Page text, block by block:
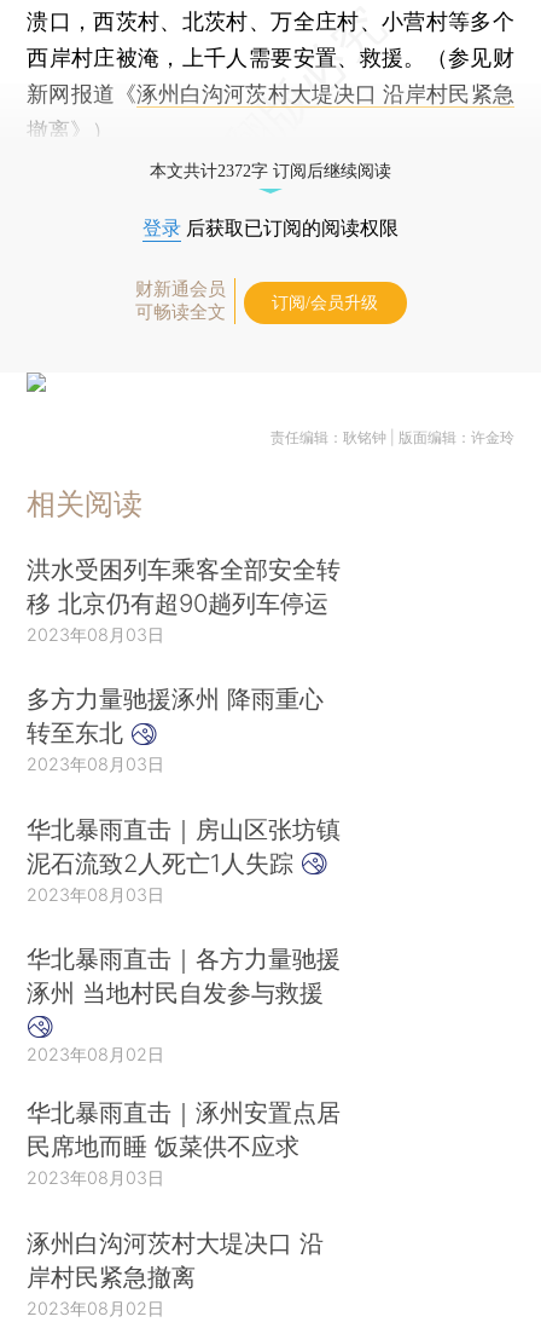
溃口，西茨村、北茨村、万全庄村、小营村等多个
西岸村庄被淹，上千人需要安置、救援。（参见财
新网报道《涿州白沟河茨村大堤决口 沿岸村民紧急
撤离》）
本文共计2372字 订阅后继续阅读
登录 后获取已订阅的阅读权限
财新通会员
可畅读全文
订阅/会员升级
责任编辑：耿铭钟 | 版面编辑：许金玲
相关阅读
洪水受困列车乘客全部安全转
移 北京仍有超90趟列车停运
2023年08月03日
多方力量驰援涿州 降雨重心
转至东北
2023年08月03日
华北暴雨直击｜房山区张坊镇
泥石流致2人死亡1人失踪
2023年08月03日
华北暴雨直击｜各方力量驰援
涿州 当地村民自发参与救援
2023年08月02日
华北暴雨直击｜涿州安置点居
民席地而睡 饭菜供不应求
2023年08月03日
涿州白沟河茨村大堤决口 沿
岸村民紧急撤离
2023年08月02日